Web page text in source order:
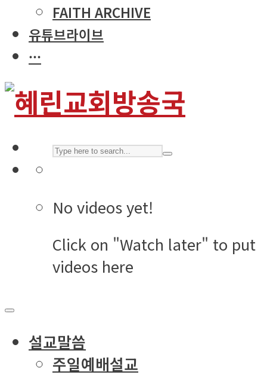
FAITH ARCHIVE
유튜브라이브
···
No videos yet!
Click on "Watch later" to put
videos here
설교말씀
주일예배설교